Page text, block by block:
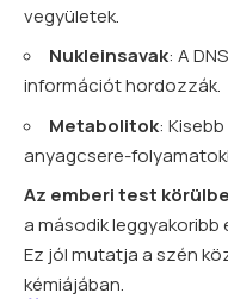
vegyületek.
Nukleinsavak: A
információt hordozzák.
Metabolitok:
anyagcsere-
Az emberi test
a második
Ez jól mutatja a szén
kémiájában.